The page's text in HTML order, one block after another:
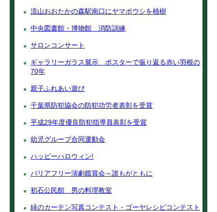
流山おおたかの森駅南口にヤマボウシを植樹
中央図書館・博物館 消防訓練
サロンコンサート
ギャラリーガラス展示 ポスターで振り返る赤い羽根の
70年
親子ふれあい遊び
千葉県防犯協会の防犯功労者表彰を受賞
平成29年度優良防犯指導員表彰を受賞
幼児グループ合同運動会
ハッピーハロウィン!
バリアフリー演劇鑑賞会～誰もがともに
初石公民館 男の料理教室
緑のカーテン写真コンテスト・ゴーヤレシピコンテスト